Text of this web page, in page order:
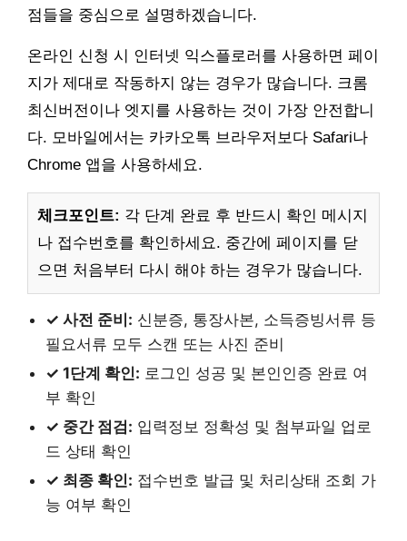
점들을 중심으로 설명하겠습니다.
온라인 신청 시 인터넷 익스플로러를 사용하면 페이
지가 제대로 작동하지 않는 경우가 많습니다. 크롬
최신버전이나 엣지를 사용하는 것이 가장 안전합니
다. 모바일에서는 카카오톡 브라우저보다 Safari나
Chrome 앱을 사용하세요.
체크포인트: 각 단계 완료 후 반드시 확인 메시지
나 접수번호를 확인하세요. 중간에 페이지를 닫
으면 처음부터 다시 해야 하는 경우가 많습니다.
✓ 사전 준비: 신분증, 통장사본, 소득증빙서류 등
필요서류 모두 스캔 또는 사진 준비
✓ 1단계 확인: 로그인 성공 및 본인인증 완료 여
부 확인
✓ 중간 점검: 입력정보 정확성 및 첨부파일 업로
드 상태 확인
✓ 최종 확인: 접수번호 발급 및 처리상태 조회 가
능 여부 확인